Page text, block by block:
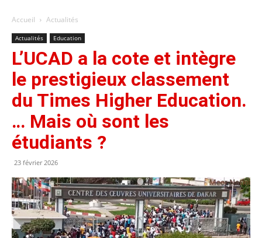
Accueil Actualités
Actualités Education
L’UCAD a la cote et intègre
le prestigieux classement
du Times Higher Education.
… Mais où sont les
étudiants ?
23 février 2026